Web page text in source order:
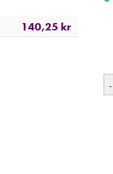
140,25 kr
-